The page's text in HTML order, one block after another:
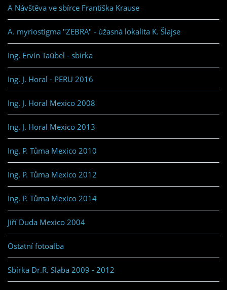
A Návštěva ve sbírce Františka Krause
A. myriostigma "ZEBRA" - úžasná lokalita K. Šlajse
Ing. Ervín Taübel - sbírka
Ing. J. Horal - PERU 2016
Ing. J. Horal Mexico 2008
Ing. J. Horal Mexico 2013
Ing. P. Tůma Mexico 2010
Ing. P. Tůma Mexico 2012
Ing. P. Tůma Mexico 2014
Jiří Duda Mexico 2004
Ostatní fotoalba
Sbírka Dr.R. Slaba 2009 - 2012